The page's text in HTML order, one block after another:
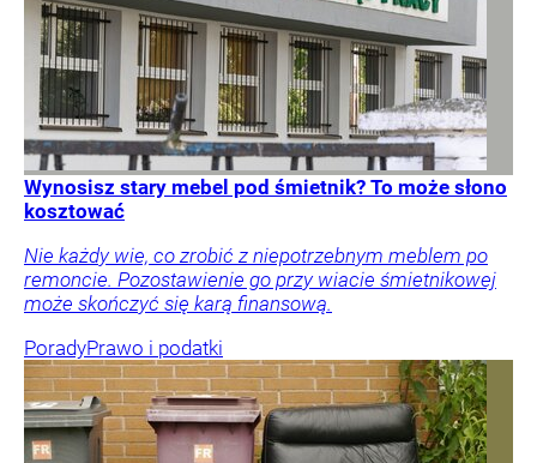
Wynosisz stary mebel pod śmietnik? To może słono
kosztować
Nie każdy wie, co zrobić z niepotrzebnym meblem po
remoncie. Pozostawienie go przy wiacie śmietnikowej
może skończyć się karą finansową.
PoradyPrawo i podatki